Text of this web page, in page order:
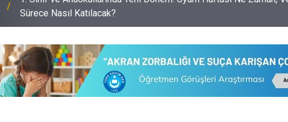
Öğretmenleri Norm Fazlası Resen Atamadan Kurtaracak Dilekçe